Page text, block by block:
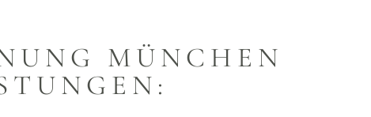
MÜNCHEN